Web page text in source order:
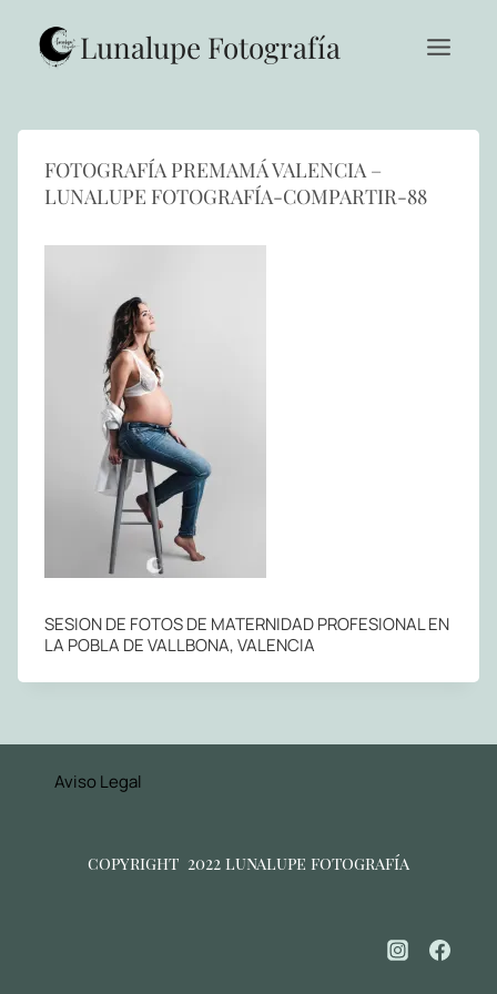
contenido Lunalupe Fotografía
FOTOGRAFÍA PREMAMÁ VALENCIA –
LUNALUPE FOTOGRAFÍA-COMPARTIR-88
SESION DE FOTOS DE MATERNIDAD PROFESIONAL EN
LA POBLA DE VALLBONA, VALENCIA
Aviso Legal
copyright 2022 lunalupe fotografía